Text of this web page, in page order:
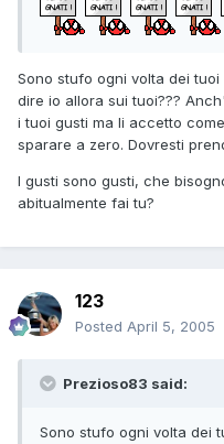
Sono stufo ogni volta dei
dire io allora sui tuoi???
i tuoi gusti ma li accetto
sparare a zero. Dovresti
I gusti sono gusti, che
abitualmente fai tu?
123
Posted April 5, 2005
Prezioso83 said:
Sono stufo ogni volta dei